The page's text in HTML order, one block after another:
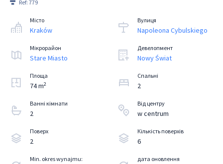
Ref: 779
Місто
Kraków
Вулиця
Napoleona Cybulskiego
Мікрорайон
Stare Miasto
Девелопмент
Nowy Świat
Площа
74 m2
Спальні
2
Ванні кімнати
2
Від центру
w centrum
Поверх
2
Кількість поверхів
6
Min. okres wynajmu: дата оновлення